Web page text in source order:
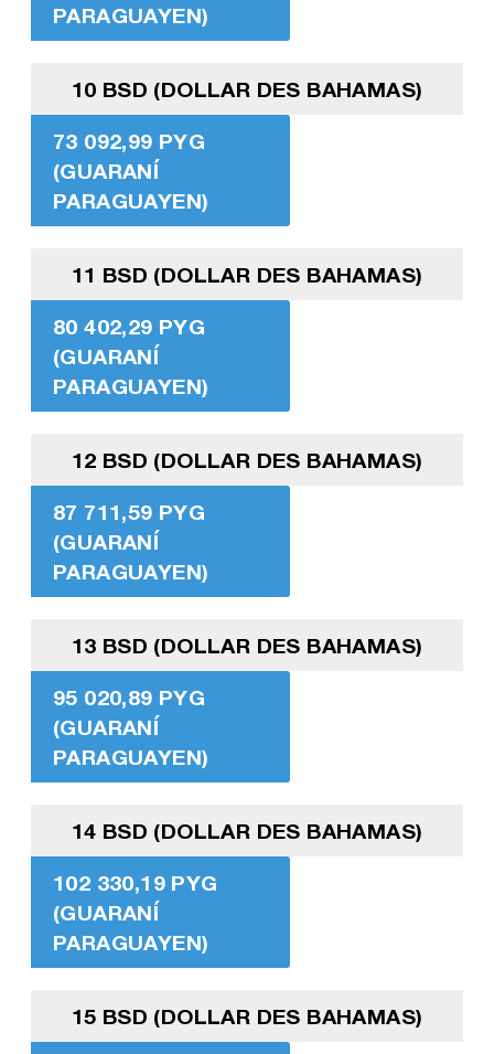
PARAGUAYEN)
10 BSD (DOLLAR DES BAHAMAS)
73 092,99 PYG
(GUARANÍ
PARAGUAYEN)
11 BSD (DOLLAR DES BAHAMAS)
80 402,29 PYG
(GUARANÍ
PARAGUAYEN)
12 BSD (DOLLAR DES BAHAMAS)
87 711,59 PYG
(GUARANÍ
PARAGUAYEN)
13 BSD (DOLLAR DES BAHAMAS)
95 020,89 PYG
(GUARANÍ
PARAGUAYEN)
14 BSD (DOLLAR DES BAHAMAS)
102 330,19 PYG
(GUARANÍ
PARAGUAYEN)
15 BSD (DOLLAR DES BAHAMAS)